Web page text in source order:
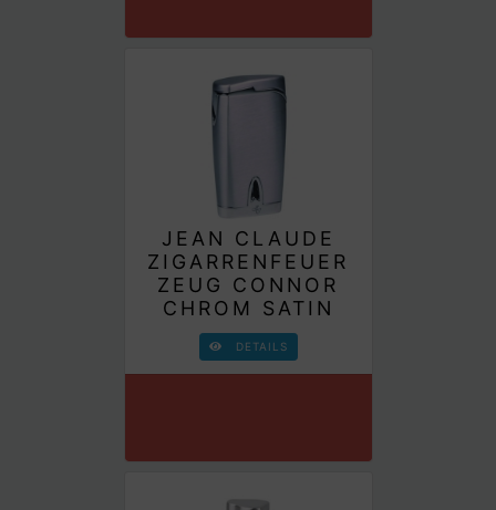
JEAN CLAUDE
ZIGARRENFEUER
ZEUG CONNOR
CHROM SATIN
DETAILS